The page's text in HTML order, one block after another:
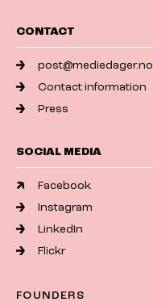
CONTACT
post@mediedager.no
Contact information
Press
SOCIAL MEDIA
Facebook
Instagram
LinkedIn
Flickr
FOUNDERS